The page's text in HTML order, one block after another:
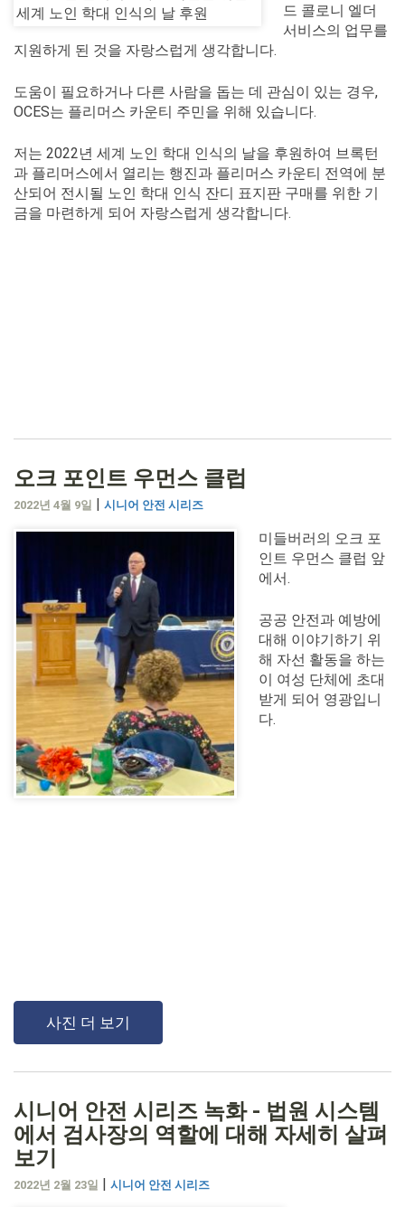
드 콜로니 엘더
서비스의 업무를
지원하게 된 것을 자랑스럽게 생각합니다.
도움이 필요하거나 다른 사람을 돕는 데 관심이 있는 경우,
OCES는 플리머스 카운티 주민을 위해 있습니다.
저는 2022년 세계 노인 학대 인식의 날을 후원하여 브록턴
과 플리머스에서 열리는 행진과 플리머스 카운티 전역에 분
산되어 전시될 노인 학대 인식 잔디 표지판 구매를 위한 기
금을 마련하게 되어 자랑스럽게 생각합니다.
오크 포인트 우먼스 클럽
2022년 4월 9일 | 시니어 안전 시리즈
미들버러의 오크 포
인트 우먼스 클럽 앞
에서.
공공 안전과 예방에
대해 이야기하기 위
해 자선 활동을 하는
이 여성 단체에 초대
받게 되어 영광입니
다.
사진 더 보기
시니어 안전 시리즈 녹화 - 법원 시스템
에서 검사장의 역할에 대해 자세히 살펴
보기
2022년 2월 23일 | 시니어 안전 시리즈